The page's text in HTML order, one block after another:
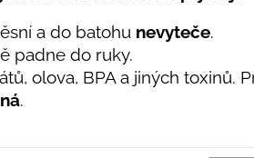
a do batohu nevyteče.
padne do ruky.
olova, BPA a jiných toxinů.
.
TRIKO NÁMORNÍCKE